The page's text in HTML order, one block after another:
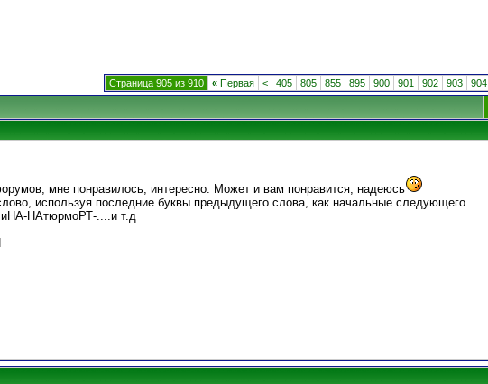
Страница 905 из 910 « Первая < 405 805 855 895 900 901 902 903 904
мне понравилось, интересно. Может и вам понравится, надеюсь
используя последние буквы предыдущего слова, как начальные следующего .
НАтюрмоРТ-....и т.д